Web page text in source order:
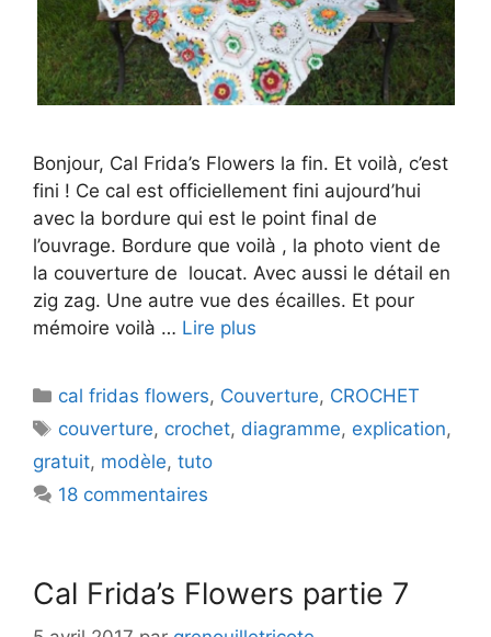
Bonjour, Cal Frida’s Flowers la fin. Et voilà, c’est
fini ! Ce cal est officiellement fini aujourd’hui
avec la bordure qui est le point final de
l’ouvrage. Bordure que voilà , la photo vient de
la couverture de loucat. Avec aussi le détail en
zig zag. Une autre vue des écailles. Et pour
mémoire voilà … Lire plus
Catégories
cal fridas flowers, Couverture, CROCHET
Étiquettes
couverture, crochet, diagramme, explication,
gratuit, modèle, tuto
18 commentaires
Cal Frida’s Flowers partie 7